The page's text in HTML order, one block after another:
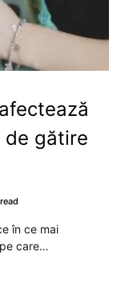
de gătire
în ce mai
care…